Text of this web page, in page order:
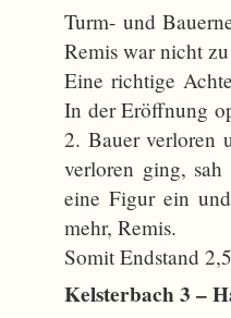
Turm- und
Remis war nicht
Eine richtige
In der Eröffnung
2. Bauer verloren
verloren ging,
eine Figur ein
mehr, Remis.
Somit Endstand
Kelsterbach 3 –